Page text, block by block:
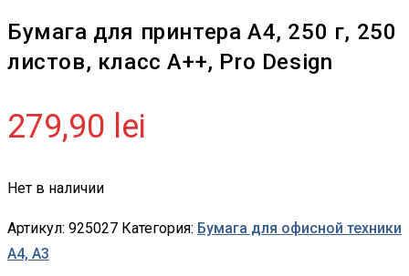
Бумага для принтера A4, 250 г, 250
листов, класс A++, Pro Design
279,90 lei
Нет в наличии
Артикул: 925027 Категория: Бумага для офисной техники
А4, А3